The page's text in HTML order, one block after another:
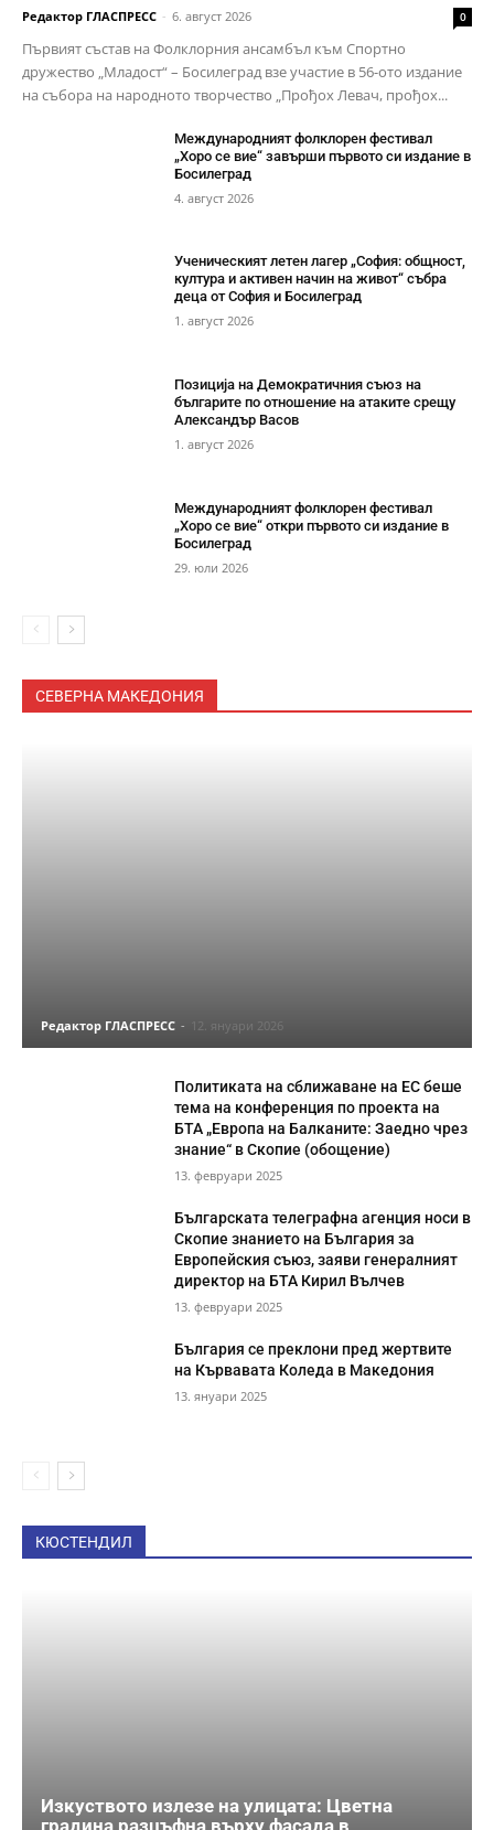
Редактор ГЛАСПРЕСС - 6. август 2026 0
Първият състав на Фолклорния ансамбъл към Спортно
дружество „Младост“ – Босилеград взе участие в 56-ото издание
на събора на народното творчество „Прођох Левач, прођох...
Международният фолклорен фестивал
„Хоро се вие“ завърши първото си издание в
Босилеград
4. август 2026
Ученическият летен лагер „София: общност,
култура и активен начин на живот“ събра
деца от София и Босилеград
1. август 2026
Позиција на Демократичния съюз на
българите по отношение на атаките срещу
Александър Васов
1. август 2026
Международният фолклорен фестивал
„Хоро се вие“ откри първото си издание в
Босилеград
29. юли 2026
СЕВЕРНА МАКЕДОНИЯ
Редактор ГЛАСПРЕСС - 12. януари 2026
Политиката на сближаване на ЕС беше
тема на конференция по проекта на
БТА „Европа на Балканите: Заедно чрез
знание“ в Скопие (обощение)
13. февруари 2025
Българската телеграфна агенция носи в
Скопие знанието на България за
Европейския съюз, заяви генералният
директор на БТА Кирил Вълчев
13. февруари 2025
България се преклони пред жертвите
на Кървавата Коледа в Македония
13. януари 2025
КЮСТЕНДИЛ
Изкуството излезе на улицата: Цветна
градина разцъфна върху фасада в